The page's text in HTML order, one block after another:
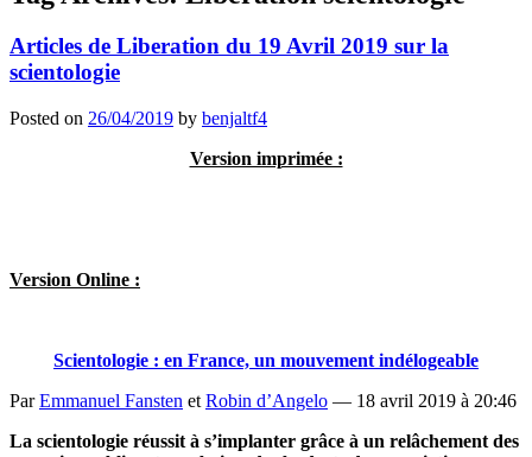
Articles de Liberation du 19 Avril 2019 sur la
scientologie
Posted on 26/04/2019 by benjaltf4
Version imprimée :
Version Online :
Scientologie : en France, un mouvement indélogeable
ParEmmanuel Fansten et Robin d’Angelo — 18 avril 2019 à 20:46
La scientologie réussit à s’implanter grâce à un relâchement des